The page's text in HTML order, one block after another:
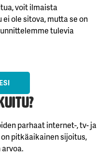
voit ilmaista
ole sitova, mutta se on
tulevia
parhaat internet-, tv- ja
pitkäaikainen sijoitus,